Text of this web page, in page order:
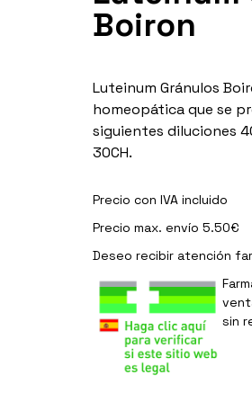
Boiron
Luteinum Gránulos
homeopática que se
siguientes diluciones
30CH.
Precio con IVA incluido
Precio max. envío 5.50€
Deseo recibir atención
sin